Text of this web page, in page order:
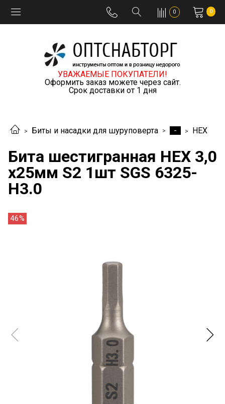
0 0
УВАЖАЕМЫЕ ПОКУПАТЕЛИ!
Оформить заказ можете через сайт.
Срок доставки от 1 дня
Биты и насадки для шуруповерта - HEX
Бита шестигранная HEX 3,0
х25мм S2 1шт SGS 6325-
H3.0
46%